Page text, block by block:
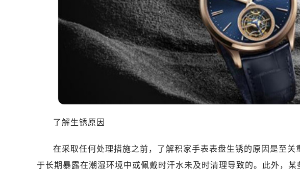
了解生锈原因
在采取任何处理措施之前，了解积家手表表盘生锈的原因是至
于长期暴露在潮湿环境中或佩戴时汗水未及时清理导致的。此外，